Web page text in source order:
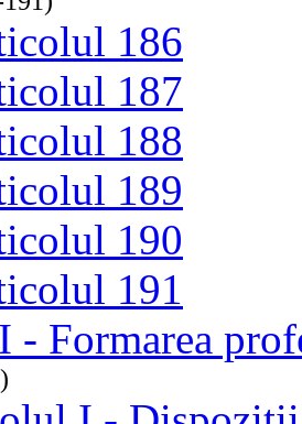
186
187
188
189
190
191
Formarea